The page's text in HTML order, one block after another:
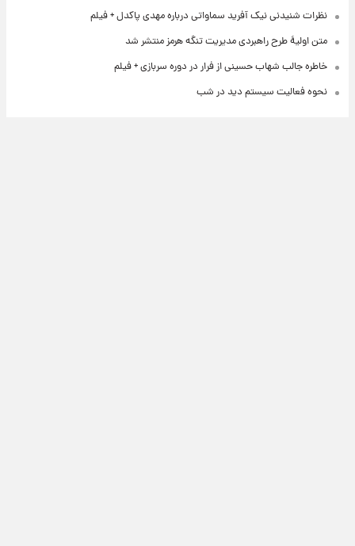
نظرات شنیدنی نیک آفرید سماواتی درباره مهدی پاکدل + فیلم
متن اولیۀ طرح راهبردی مدیریت تنگه هرمز منتشر شد
خاطره جالب شهاب حسینی از فرار در دوره سربازی + فیلم
نحوه فعالیت سیستم دید در شب